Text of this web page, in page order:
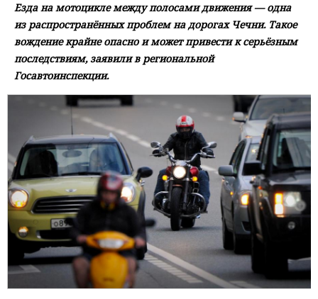
Езда на мотоцикле между полосами движения — одна
из распространённых проблем на дорогах Чечни. Такое
вождение крайне опасно и может привести к серьёзным
последствиям, заявили в региональной
Госавтоинспекции.